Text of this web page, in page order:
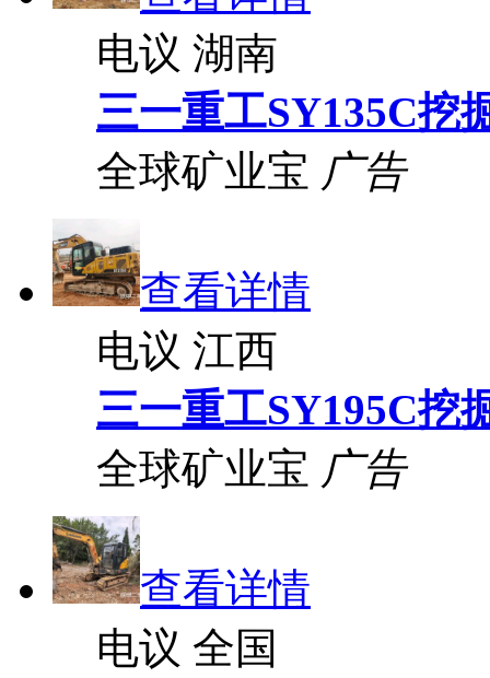
电议 湖南
三一重工SY135C挖
全球矿业宝 广告
查看详情
电议 江西
三一重工SY195C挖
全球矿业宝 广告
查看详情
电议 全国